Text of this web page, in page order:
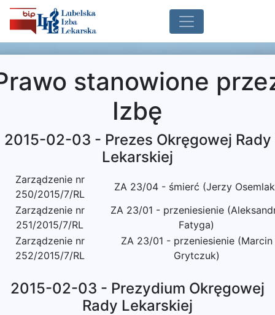
stanowione
Izbę
2015-02-03 - Prezes Okręgowej Rady
Lekarskiej
Zarządzenie nr
250/2015/7/RL
ZA 23/04 - śmierć (Jerzy
Zarządzenie nr
251/2015/7/RL
ZA 23/01 - przeniesienie
Fatyga)
Zarządzenie nr
252/2015/7/RL
ZA 23/01 - przeniesienie (Marcin
Grytczuk)
2015-02-03 - Prezydium Okręgowej
Rady Lekarskiej